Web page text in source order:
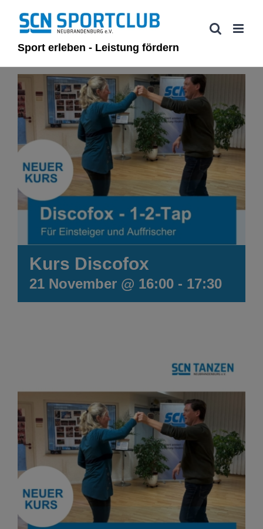
Inhalt
springenSport erleben - Leistung fördern
Kurs Discofox
21 November @ 16:00 - 17:30